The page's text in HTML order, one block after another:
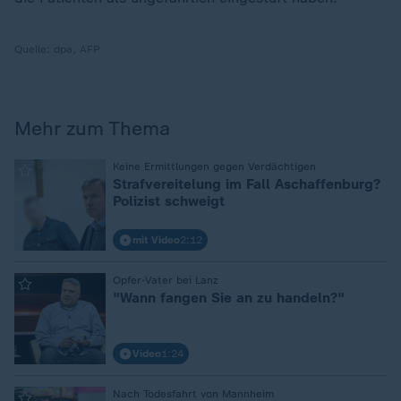
Mehr zum Thema
Keine Ermittlungen gegen Verdächtigen
Strafvereitelung im Fall Aschaffenburg?
Polizist schweigt
mit Video2:12
Opfer-Vater bei Lanz
"Wann fangen Sie an zu handeln?"
Video 1:24
Nach Todesfahrt von Mannheim